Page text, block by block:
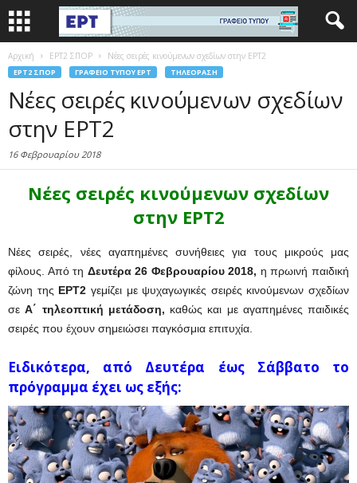
Αρχική EΡΤ2 ΣΠΟΡ Νέες σειρές κινούμενων σχεδίων στην ΕΡΤ2
EΡΤ2 ΣΠΟΡ ΓΡΑΦΕΊΟ ΤΎΠΟΥ ΕΡΤ ΤΗΛΕΌΡΑΣΗ
Νέες σειρές κινούμενων σχεδίων
στην ΕΡΤ2
16 Φεβρουαρίου 2018
Νέες σειρές κινούμενων σχεδίων
στην ΕΡΤ2
Νέες σειρές, νέες αγαπημένες συνήθειες για τους μικρούς μας
φίλους. Από τη Δευτέρα 26 Φεβρουαρίου 2018, η πρωινή παιδική
ζώνη της ΕΡΤ2 γεμίζει με ψυχαγωγικές σειρές κινούμενων σχεδίων
σεΑ΄ τηλεοπτική μετάδοση, καθώς και με αγαπημένες παιδικές
σειρές που έχουν σημειώσει παγκόσμια επιτυχία.
Ειδικότερα, από Δευτέρα έως Σάββατο το
πρόγραμμα έχει ως εξής: